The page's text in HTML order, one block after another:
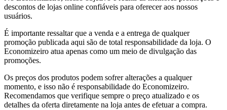
descontos de lojas online confiáveis para oferecer aos nossos
usuários.
É importante ressaltar que a venda e a entrega de qualquer
promoção publicada aqui são de total responsabilidade da loja. O
Economizeiro atua apenas como um meio de divulgação das
promoções.
Os preços dos produtos podem sofrer alterações a qualquer
momento, e isso não é responsabilidade do Economizeiro.
Recomendamos que verifique sempre o preço atualizado e os
detalhes da oferta diretamente na loja antes de efetuar a compra.